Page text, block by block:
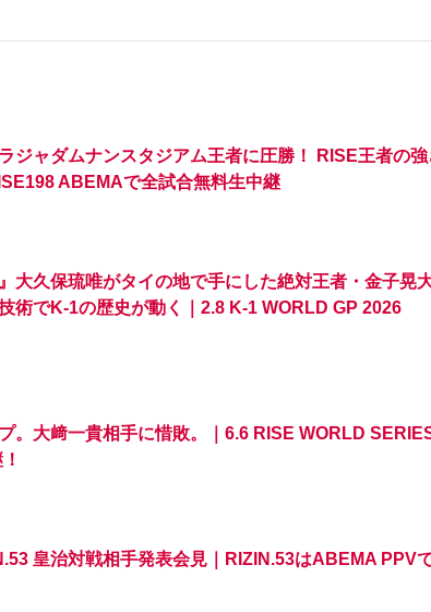
ジャダムナンスタジアム王者に圧勝！ RISE王者の強
ABEMAで全試合無料生中継
大久保琉唯がタイの地で手にした絶対王者・金子晃
術でK-1の歴史が動く｜2.8 K-1 WORLD GP 2026
。大﨑一貴相手に惜敗。｜6.6 RISE WORLD
皇治対戦相手発表会見｜RIZIN.53はABEMA PPV